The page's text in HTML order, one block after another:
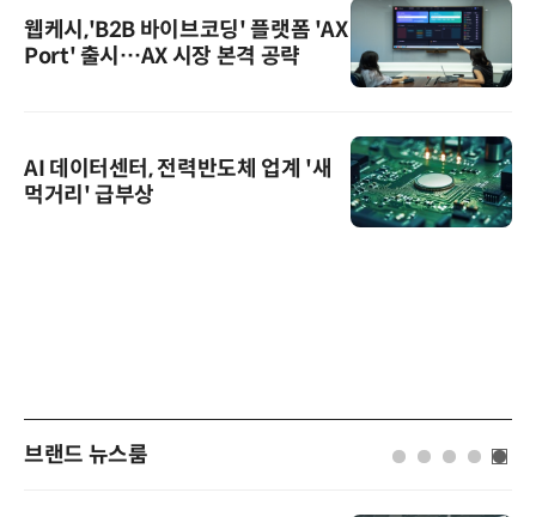
웹케시,'B2B 바이브코딩' 플랫폼 'AX
Port' 출시…AX 시장 본격 공략
AI 데이터센터, 전력반도체 업계 '새
먹거리' 급부상
브랜드 뉴스룸